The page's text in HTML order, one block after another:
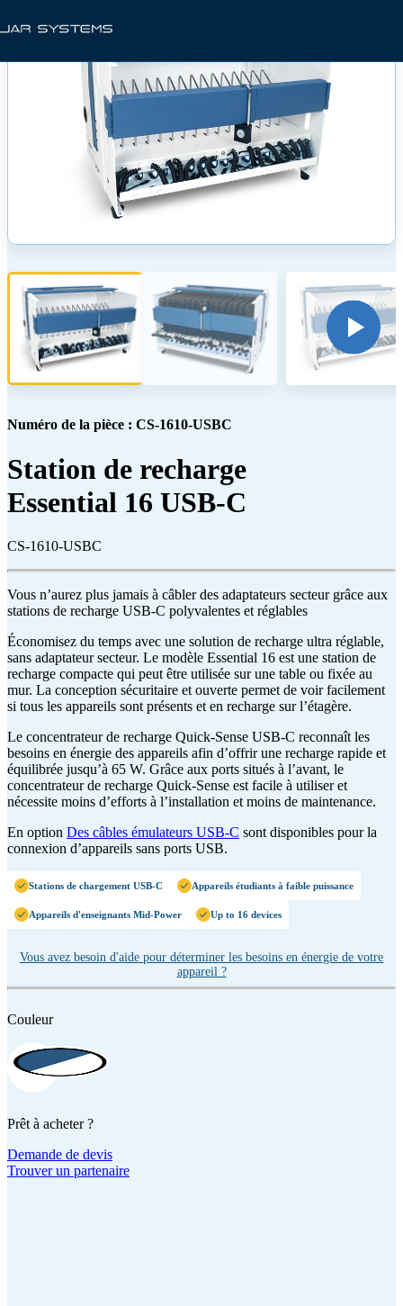
Numéro de la pièce : CS-1610-USBC
Station de recharge
Essential 16 USB-C
CS-1610-USBC
Vous n’aurez plus jamais à câbler des adaptateurs secteur grâce aux
stations de recharge USB-C polyvalentes et réglables
Économisez du temps avec une solution de recharge ultra réglable,
sans adaptateur secteur. Le modèle Essential 16 est une station de
recharge compacte qui peut être utilisée sur une table ou fixée au
mur. La conception sécuritaire et ouverte permet de voir facilement
si tous les appareils sont présents et en recharge sur l’étagère.
Le concentrateur de recharge Quick-Sense USB-C reconnaît les
besoins en énergie des appareils afin d’offrir une recharge rapide et
équilibrée jusqu’à 65 W. Grâce aux ports situés à l’avant, le
concentrateur de recharge Quick-Sense est facile à utiliser et
nécessite moins d’efforts à l’installation et moins de maintenance.
En option Des câbles émulateurs USB-C sont disponibles pour la
connexion d’appareils sans ports USB.
Stations de chargement USB-C Appareils étudiants à faible puissance
Appareils d'enseignants Mid-Power Up to 16 devices
Vous avez besoin d'aide pour déterminer les besoins en énergie de votre
appareil ?
Couleur
Prêt à acheter ?
Demande de devis
Trouver un partenaire